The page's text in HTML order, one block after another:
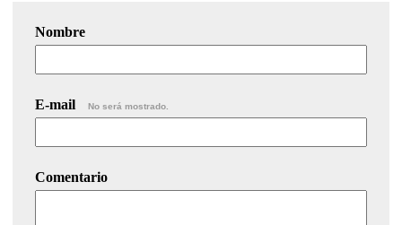
Nombre
E-mail No será mostrado.
Comentario